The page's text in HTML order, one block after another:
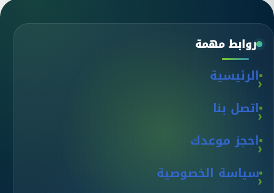
روابط مهمة
الرئيسية
اتصل بنا
احجز موعدك
سياسة الخصوصية